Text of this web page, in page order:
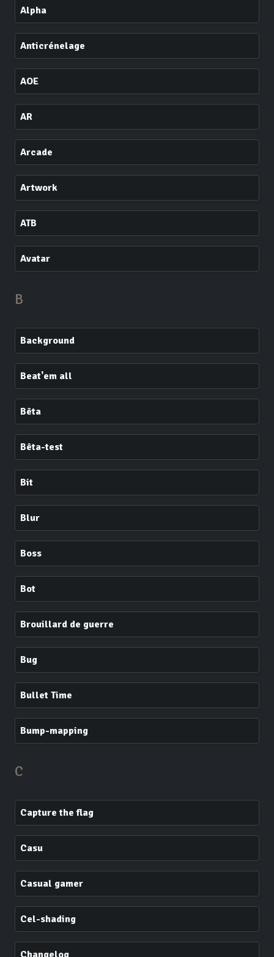
Alpha
Anticrénelage
AOE
AR
Arcade
Artwork
ATB
Avatar
B
Background
Beat'em all
Bêta
Bêta-test
Bit
Blur
Boss
Bot
Brouillard de guerre
Bug
Bullet Time
Bump-mapping
C
Capture the flag
Casu
Casual gamer
Cel-shading
Changelog